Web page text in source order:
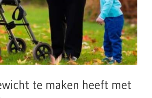
te maken heeft met